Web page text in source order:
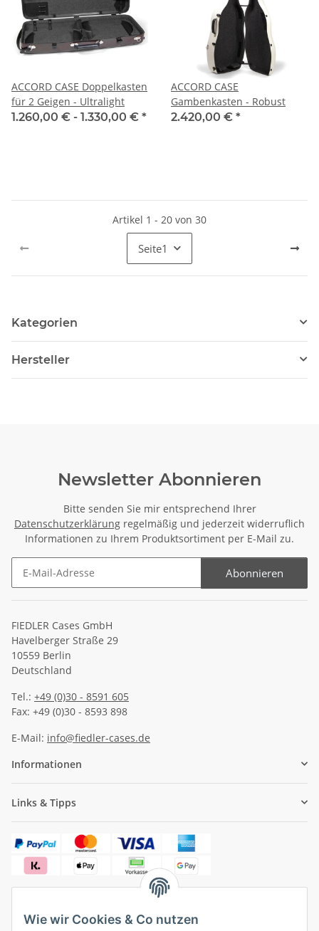
Wie wir Cookies & Co nutzen
ACCORD CASE Doppelkasten
für 2 Geigen - Ultralight
1.260,00 € - 1.330,00 € *
ACCORD CASE
Gambenkasten - Robust
2.420,00 € *
Artikel 1 - 20 von 30
Seite1
Kategorien
Hersteller
Newsletter Abonnieren
Bitte senden Sie mir entsprechend Ihrer
Datenschutzerklärung regelmäßig und jederzeit widerruflich
Informationen zu Ihrem Produktsortiment per E-Mail zu.
Abonnieren
FIEDLER Cases GmbH
Havelberger Straße 29
10559 Berlin
Deutschland
Tel.: +49 (0)30 - 8591 605
Fax: +49 (0)30 - 8593 898
E-Mail: info@fiedler-cases.de
Informationen
Links & Tipps